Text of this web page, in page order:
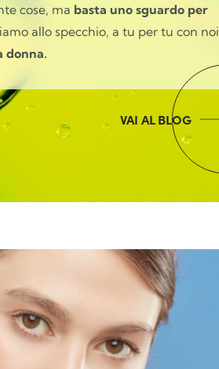
cose, ma basta uno sguardo per
allo specchio, a tu per tu con noi
donna.
VAI AL BLOG